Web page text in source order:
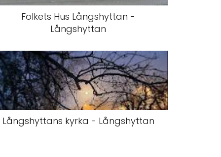
Folkets Hus Långshyttan -
Långshyttan
Långshyttans kyrka - Långshyttan